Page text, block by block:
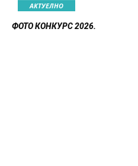
АКТУЕЛНО
ФОТО КОНКУРС 2026.